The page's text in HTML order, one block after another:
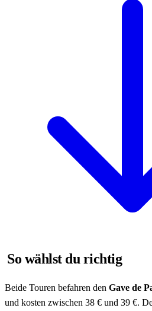
So wählst du richtig
Beide Touren befahren den Gave de
und kosten zwischen 38 € und 39 €.